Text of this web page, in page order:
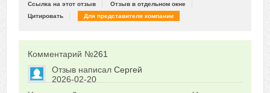
Ссылка на этот отзыв
Отзыв в отдельном окне
Цитировать
Для представителя компании
Комментарий №261
Отзыв написал Сергей
2026-02-20